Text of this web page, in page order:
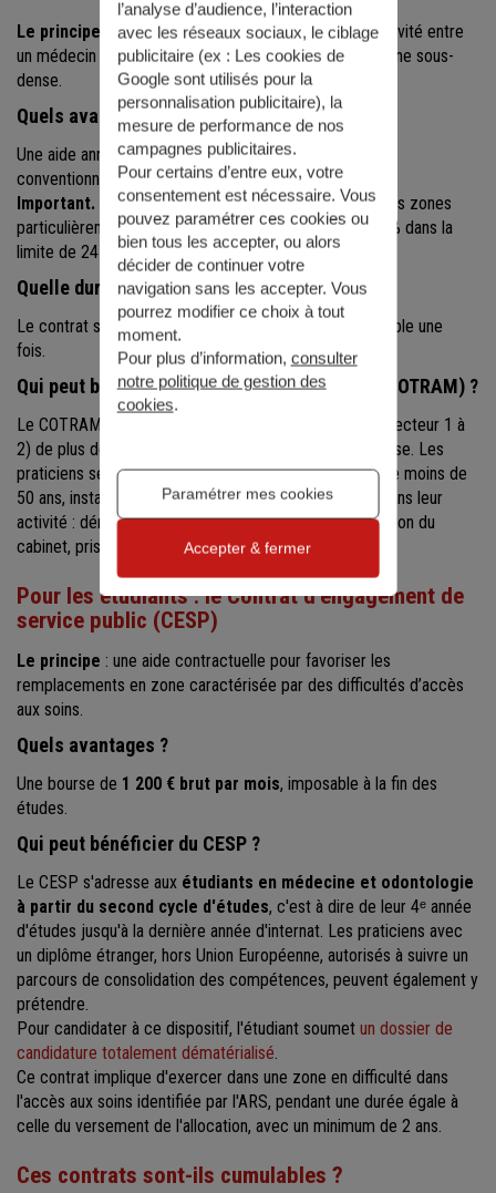
Le principe : l'aide vise à faciliter la transmission d'activité entre
un médecin expérimenté et un nouveau praticien en zone sous-
dense.
Quels avantages ?
Une aide annuelle de 10 % des honoraires de l'activité
conventionnée dans la limite de 20 000 € par an.
Important.
Une majoration peut être effectuée pour les zones
particulièrement déficitaires. L'aide s'élève alors à 12 % dans la
limite de 24 000 € par an.
Quelle durée ?
Le contrat s'étend sur une période de 3 ans, renouvelable une
fois.
Qui peut bénéficier du Contrat de transition (COTRAM) ?
Le COTRAM s'adresse aux médecins conventionnés (secteur 1 à
2) de plus de 60 ans exerçant dans une zone sous-dense. Les
praticiens seniors doivent accompagner un confrère de moins de
50 ans, installé depuis moins d'un an dans le cabinet, dans leur
activité : démarches liées à l'installation en libéral, gestion du
cabinet, prise en charge des patients.
Pour les étudiants : le Contrat d’engagement de
service public (CESP)
Le principe : une aide contractuelle pour favoriser les
remplacements en zone caractérisée par des difficultés d’accès
aux soins.
Quels avantages ?
Une bourse de 1 200 € brut par mois, imposable à la fin des
études.
Qui peut bénéficier du CESP ?
Le CESP s'adresse aux étudiants en médecine et odontologie
à partir du second cycle d'études, c'est à dire de leur 4ᵉ année
d'études jusqu'à la dernière année d'internat. Les praticiens avec
un diplôme étranger, hors Union Européenne, autorisés à suivre un
parcours de consolidation des compétences, peuvent également y
prétendre.
Pour candidater à ce dispositif, l'étudiant soumet un dossier de
candidature totalement dématérialisé
Ce contrat implique d'exercer dans une zone en difficulté dans
l'accès aux soins identifiée par l'ARS, pendant une durée égale à
celle du versement de l'allocation, avec un minimum de 2 ans.
Ces contrats sont-ils cumulables ?
l’analyse d’audience, l’interaction
avec les réseaux sociaux, le ciblage
publicitaire (ex : Les cookies de
Google sont utilisés pour la
personnalisation publicitaire), la
mesure de performance de nos
campagnes publicitaires.
Pour certains d’entre eux, votre
consentement est nécessaire. Vous
pouvez paramétrer ces cookies ou
bien tous les accepter, ou alors
décider de continuer votre
navigation sans les accepter. Vous
pourrez modifier ce choix à tout
moment.
Pour plus d’information, consulter
notre politique de gestion des
cookies.
Paramétrer mes cookies
Accepter & fermer